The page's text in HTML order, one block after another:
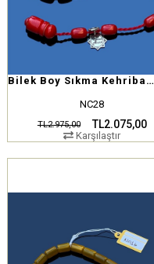
Bilek Boy Sıkma Kehribar Tesbih
NC28
TL2.075,00
TL2.975,00
Karşılaştır